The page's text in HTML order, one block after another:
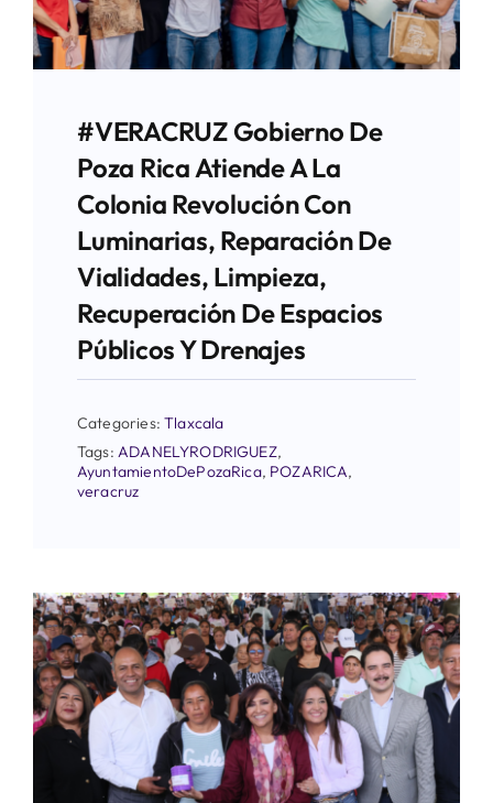
#VERACRUZ Gobierno De
Poza Rica Atiende A La
Colonia Revolución Con
Luminarias, Reparación De
Vialidades, Limpieza,
Recuperación De Espacios
Públicos Y Drenajes
Categories:Tlaxcala
Tags:ADANELYRODRIGUEZ,
AyuntamientoDePozaRica, POZARICA,
veracruz